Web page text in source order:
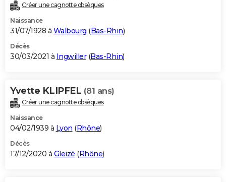
Créer une cagnotte obsèques
Naissance
31/07/1928 à Walbourg (Bas-Rhin)
Décès
30/03/2021 à Ingwiller(Bas-Rhin)
Yvette KLIPFEL (81 ans)
Créer une cagnotte obsèques
Naissance
04/02/1939 à Lyon (Rhône)
Décès
17/12/2020 à Gleizé (Rhône)